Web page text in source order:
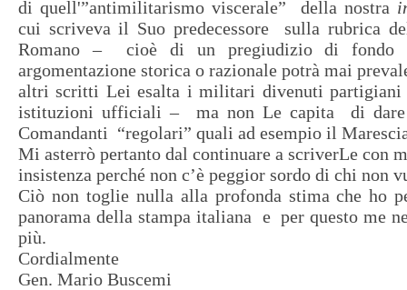
di quell'”antimilitarismo viscerale” della nostra
cui scriveva il Suo predecessore sulla rubrica
Romano – cioè di un pregiudizio di fondo
argomentazione storica o razionale potrà mai
altri scritti Lei esalta i militari divenuti
istituzioni ufficiali – ma non Le capita di
Comandanti “regolari” quali ad esempio il
Mi asterrò pertanto dal continuare a scriverLe con
insistenza perché non c’è peggior sordo di chi non
Ciò non toglie nulla alla profonda stima che ho
panorama della stampa italiana e per questo me
più.
Cordialmente
Gen. Mario Buscemi